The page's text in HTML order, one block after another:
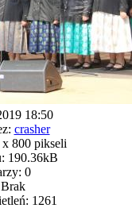
18:50
crasher
800 pikseli
190.36kB
0
1261